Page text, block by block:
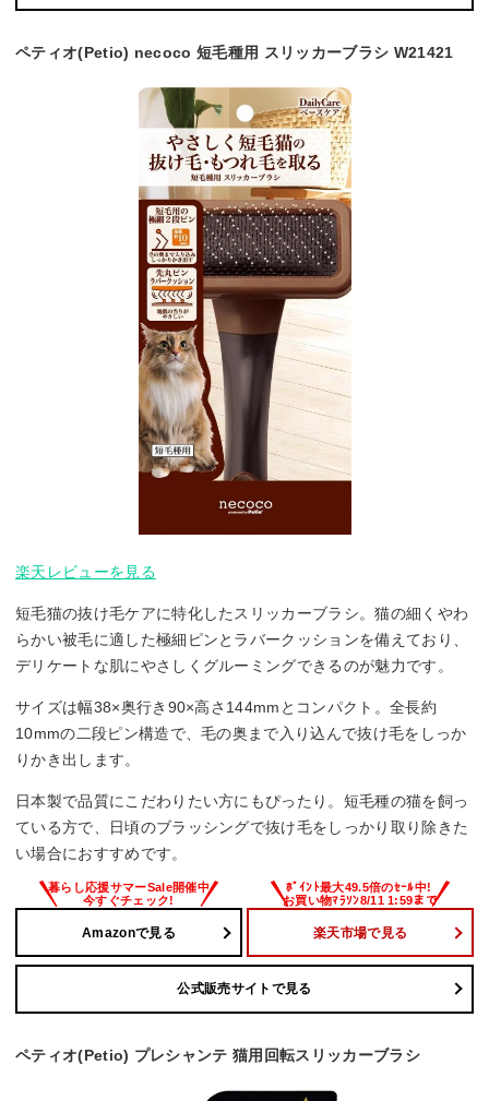
ペティオ(Petio) necoco 短毛種用 スリッカーブラシ W21421
楽天レビューを見る
短毛猫の抜け毛ケアに特化したスリッカーブラシ。猫の細くやわ
らかい被毛に適した極細ピンとラバークッションを備えており、
デリケートな肌にやさしくグルーミングできるのが魅力です。
サイズは幅38×奥行き90×高さ144mmとコンパクト。全長約
10mmの二段ピン構造で、毛の奥まで入り込んで抜け毛をしっか
りかき出します。
日本製で品質にこだわりたい方にもぴったり。短毛種の猫を飼っ
ている方で、日頃のブラッシングで抜け毛をしっかり取り除きた
い場合におすすめです。
Amazonで見る 楽天市場で見る
公式販売サイトで見る
ペティオ(Petio) プレシャンテ 猫用回転スリッカーブラシ